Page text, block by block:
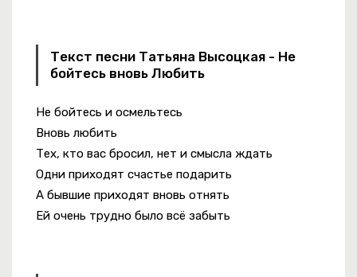
Текст песни Татьяна Высоцкая - Не
бойтесь вновь Любить
Не бойтесь и осмельтесь
Вновь любить
Тех, кто вас бросил, нет и смысла ждать
Одни приходят счастье подарить
А бывшие приходят вновь отнять
Ей очень трудно было всё забыть
Моя